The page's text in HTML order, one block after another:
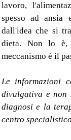
lavoro,
spesso ad ansia
dall'idea che si
dieta. Non lo è,
meccanismo è il
Le informazioni
divulgativa e non
diagnosi e la
centro